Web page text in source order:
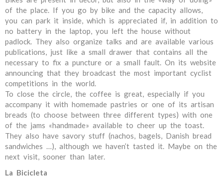
of the place. If you go by bike and the capacity allows,
you can park it inside, which is appreciated if, in addition to
no battery in the laptop, you left the house without
padlock. They also organize talks and are available various
publications, just like a small drawer that contains all the
necessary to fix a puncture or a small fault. On its website
announcing that they broadcast the most important cyclist
competitions in the world.
To close the circle, the coffee is great, especially if you
accompany it with homemade pastries or one of its artisan
breads (to choose between three different types) with one
of the jams «handmade» available to cheer up the toast.
They also have savory stuff (nachos, bagels, Danish bread
sandwiches …), although we haven’t tasted it. Maybe on the
next visit, sooner than later.
La Bicicleta